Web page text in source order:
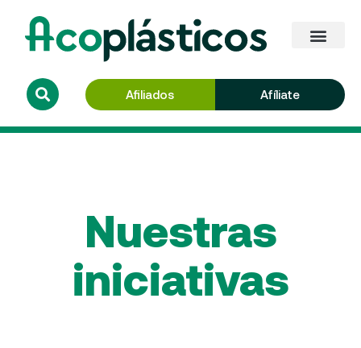
Afiliados Afíliate
Nuestras
iniciativas